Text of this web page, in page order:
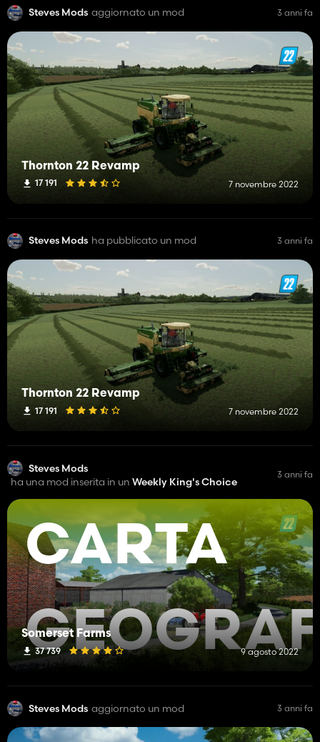
Steves Mods aggiornato un mod 3 anni fa
Thornton 22 Revamp
17 191 7 novembre 2022
Steves Mods ha pubblicato un mod 3 anni fa
Thornton 22 Revamp
17 191 7 novembre 2022
Steves Mods
ha una mod inserita in un Weekly King's Choice
3 anni fa
CARTA
Somerset Farms
37 739 9 agosto 2022
Steves Mods aggiornato un mod 3 anni fa